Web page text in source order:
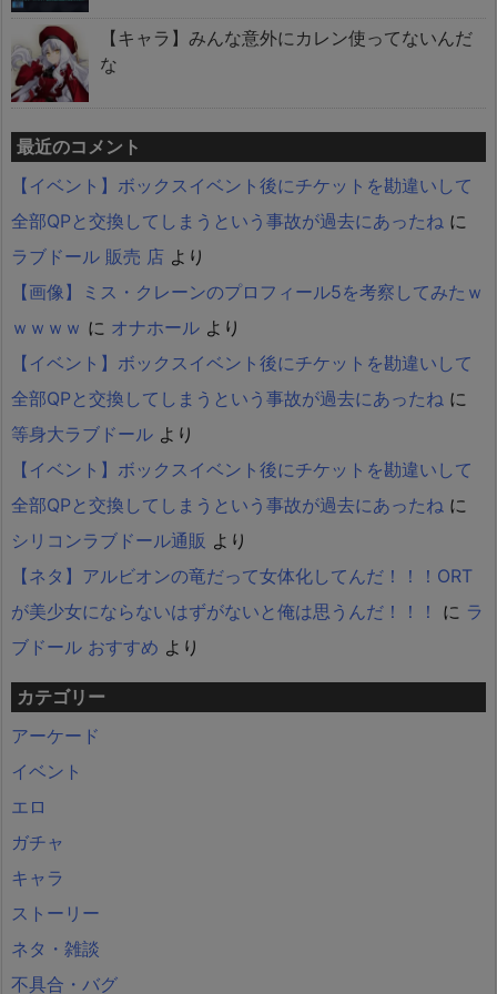
【キャラ】みんな意外にカレン使ってないんだ
な
最近のコメント
【イベント】ボックスイベント後にチケットを勘違いして
全部QPと交換してしまうという事故が過去にあったね に
ラブドール 販売 店 より
【画像】ミス・クレーンのプロフィール5を考察してみたｗ
ｗｗｗｗ に オナホール より
【イベント】ボックスイベント後にチケットを勘違いして
全部QPと交換してしまうという事故が過去にあったね に
等身大ラブドール より
【イベント】ボックスイベント後にチケットを勘違いして
全部QPと交換してしまうという事故が過去にあったね に
シリコンラブドール通販 より
【ネタ】アルビオンの竜だって女体化してんだ！！！ORT
が美少女にならないはずがないと俺は思うんだ！！！
に ラ
ブドール おすすめ より
カテゴリー
アーケード
イベント
エロ
ガチャ
キャラ
ストーリー
ネタ・雑談
不具合・バグ